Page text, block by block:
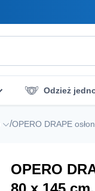
Odzież
/OPERO DRAPE
OPERO